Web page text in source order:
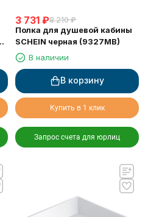
3 731 ₽8 210 ₽
Полка для душевой кабины
SCHEIN черная (9327MB)
В наличии
В корзину
Купить в 1 клик
Запрос счета для юрлиц